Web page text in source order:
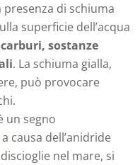
presenza di schiuma
superficie dell’acqua
sostanze
. La schiuma gialla,
può provocare
un segno
a causa dell’anidride
nel mare, si